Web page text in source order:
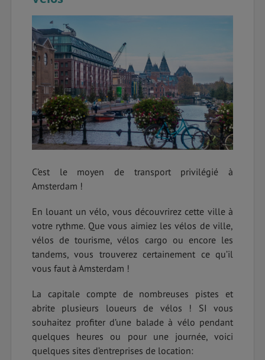
C’est le moyen de transport privilégié à
Amsterdam !
En louant un vélo, vous découvrirez cette ville à
votre rythme. Que vous aimiez les vélos de ville,
vélos de tourisme, vélos cargo ou encore les
tandems, vous trouverez certainement ce qu’il
vous faut à Amsterdam !
La capitale compte de nombreuses pistes et
abrite plusieurs loueurs de vélos ! SI vous
souhaitez profiter d’une balade à vélo pendant
quelques heures ou pour une journée, voici
quelques sites d’entreprises de location: